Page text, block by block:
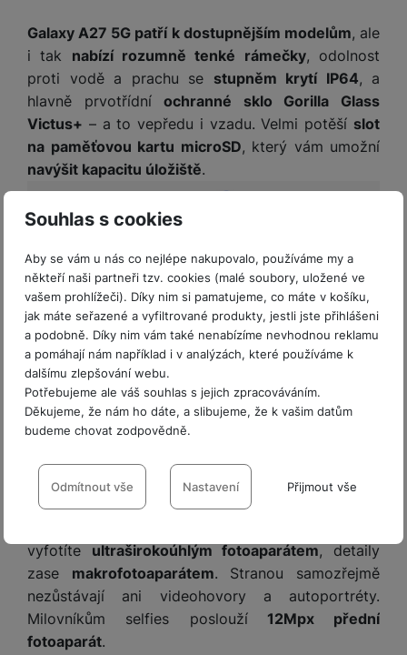
Souhlas s cookies
Aby se vám u nás co nejlépe nakupovalo, používáme my a
někteří naši partneři tzv. cookies (malé soubory, uložené ve
vašem prohlížeči). Díky nim si pamatujeme, co máte v košíku,
jak máte seřazené a vyfiltrované produkty, jestli jste přihlášeni
a podobně. Díky nim vám také nenabízíme nevhodnou reklamu
a pomáhají nám například i v analýzách, které používáme k
dalšímu zlepšování webu.
Potřebujeme ale váš souhlas s jejich zpracováváním.
Děkujeme, že nám ho dáte, a slibujeme, že k vašim datům
budeme chovat zodpovědně.
Nastavení souhlasů s kategoriemi
cookies
VŽDY AKTIVNÍ
Technické cookies umožňují váš průchod nákupním košíkem,
porovnávání produktů a další nezbytné funkce.
Preferenční a rozšířené funkce
Preferenční a rozšířené funkce
abyste nemuseli vše
nastavovat znovu a abyste se s námi mohli spojit např. pomocí
chatu.
Odmítnout vše Nastavení Přijmout vše
Galaxy A27 5G patří k dostupnějším modelům, ale
i tak nabízí rozumně tenké rámečky, odolnost
proti vodě a prachu se stupněm krytí IP64, a
hlavně prvotřídníochranné sklo Gorilla Glass
Victus+ – a to vepředu i vzadu. Velmi potěší slot
na paměťovou kartu microSD, který vám umožní
navýšit kapacitu úložiště.
Čtveřice všestranných fotoaparátů
Ať už právě chcete zvěčnit cokoli, jeden z
dostupných fotoaparátůurčitě odvede skvělou
práci. Nejvíce využívaný bude ten hlavní s
vyfotíte ultraširokoúhlým fotoaparátem, detaily
zase makrofotoaparátem. Stranou samozřejmě
nezůstávají ani videohovory a autoportréty.
Milovníkům selfies poslouží12Mpx přední
fotoaparát.